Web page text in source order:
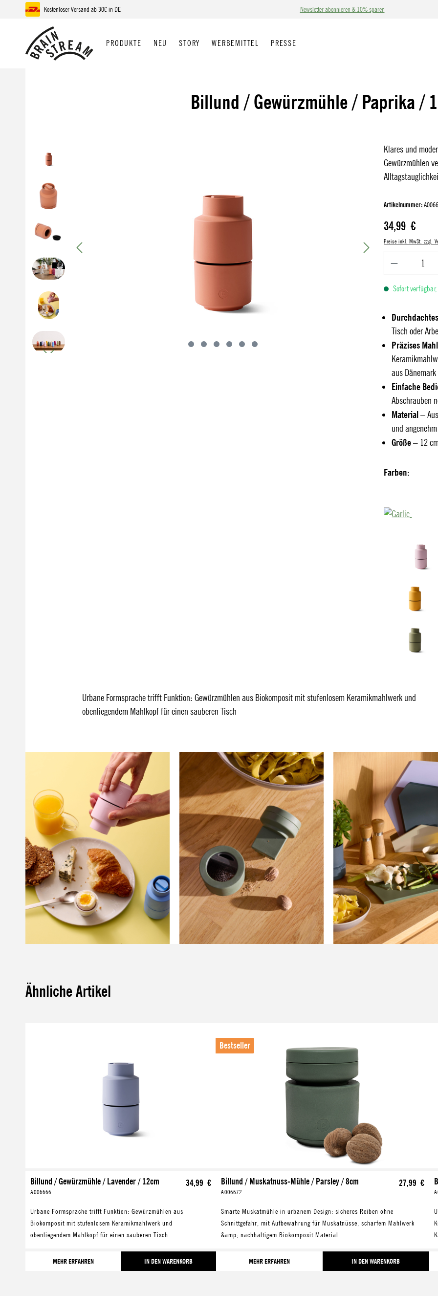
Hauptinhalt springen
Zur Suche springen
Zur Hauptnavigation springen
Kostenloser Versand ab 30€ in DE Newsletter abonnieren & 10% sparen
PRODUKTE NEU STORY WERBEMITTEL PRESSE
Billund / Gewürzmühle / Paprika /
Klares und
Gewürzmühlen
Artikelnummer:
Regulärer Preis:
34,99 €
Preise inkl. MwSt. zzgl.
Sofort
Tisch oder
Präzises
aus
Einfache
Abschrauben
Material–
und
Größe– 12
Farben:
Urbane Formsprache trifft Funktion: Gewürzmühlen aus Biokomposit mit stufenlosem Keramikmahlwerk und
obenliegendem Mahlkopf für einen sauberen Tisch
Ähnliche Artikel
Billund / Gewürzmühle / Lavender / 12cm
A006666
34,99 €
Urbane Formsprache trifft Funktion: Gewürzmühlen aus
Biokomposit mit stufenlosem Keramikmahlwerk und
obenliegendem Mahlkopf für einen sauberen Tisch
MEHR ERFAHREN IN DEN WARENKORB
Bestseller
Billund / Muskatnuss-Mühle / Parsley / 8cm
A006672
27,99 €
Smarte Muskatmühle in urbanem Design: sicheres Reiben ohne
Schnittgefahr, mit Aufbewahrung für Muskatnüsse, scharfem Mahlwerk
&amp; nachhaltigem Biokomposit Material.
MEHR ERFAHREN IN DEN WARENKORB